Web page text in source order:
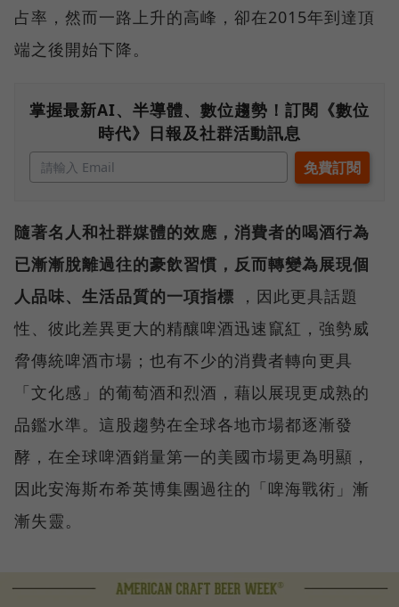
占率，然而一路上升的高峰，卻在2015年到達頂
端之後開始下降。
掌握最新AI、半導體、數位趨勢！訂閱《數位
時代》日報及社群活動訊息
隨著名人和社群媒體的效應，消費者的喝酒行為
已漸漸脫離過往的豪飲習慣，反而轉變為展現個
人品味、生活品質的一項指標 ，因此更具話題
性、彼此差異更大的精釀啤酒迅速竄紅，強勢威
脅傳統啤酒市場；也有不少的消費者轉向更具
「文化感」的葡萄酒和烈酒，藉以展現更成熟的
品鑑水準。這股趨勢在全球各地市場都逐漸發
酵，在全球啤酒銷量第一的美國市場更為明顯，
因此安海斯布希英博集團過往的「啤海戰術」漸
漸失靈。